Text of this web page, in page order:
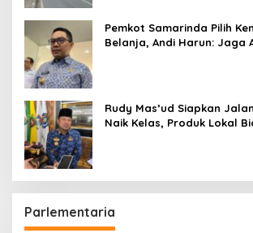
Pemkot Samarinda Pilih
Belanja, Andi Harun: Jaga
Rudy Mas’ud Siapkan
Naik Kelas, Produk Lokal
Parlementaria